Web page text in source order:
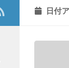
日付